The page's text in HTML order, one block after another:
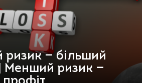
ризик — більший
Менший ризик —